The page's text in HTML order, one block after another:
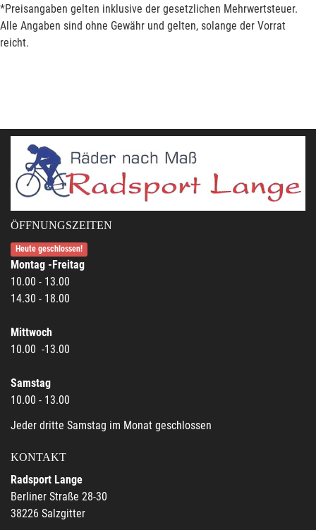
*Preisangaben gelten inklusive der gesetzlichen Mehrwertsteuer.
Alle Angaben sind ohne Gewähr und gelten, solange der Vorrat
reicht.
ÖFFNUNGSZEITEN
Heute geschlossen!
Montag -Freitag
10.00 - 13.00
14.30 - 18.00
Mittwoch
10.00 -13.00
Samstag
10.00 - 13.00
Jeder dritte Samstag im Monat geschlossen
KONTAKT
Radsport Lange
Berliner Straße 28-30
38226 Salzgitter